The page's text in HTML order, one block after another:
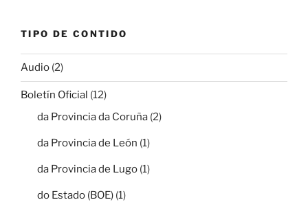
TIPO DE CONTIDO
Audio (2)
Boletín Oficial (12)
da Provincia da Coruña (2)
da Provincia de León (1)
da Provincia de Lugo (1)
do Estado (BOE) (1)